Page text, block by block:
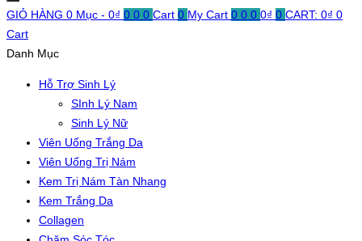
GIỎ HÀNG 0 Mục - 0₫ 0 0 0 Cart 0 My Cart 0 0 0 0₫ 0 CART: 0₫ 0
Cart
Danh Mục
Hỗ Trợ Sinh Lý
SInh Lý Nam
Sinh Lý Nữ
Viên Uống Trắng Da
Viên Uống Trị Nám
Kem Trị Nám Tàn Nhang
Kem Trắng Da
Collagen